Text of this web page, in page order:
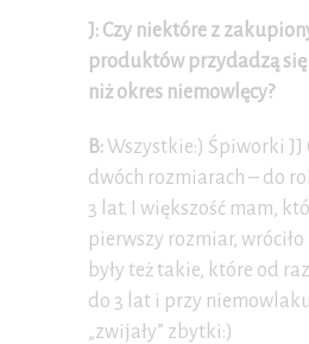
J: Czy niektóre z
produktów przydadzą się
niż okres niemowlęcy?
B:Wszystkie:) Śpiworki JJ
dwóch rozmiarach – do
3 lat. I większość mam,
pierwszy rozmiar,
były też takie, które od
do 3 lat i przy
„zwijały” zbytki:)